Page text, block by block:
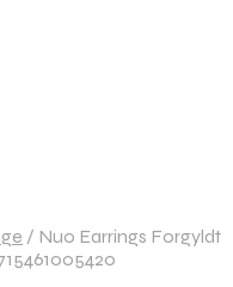
/ Nuo Earrings Forgyldt